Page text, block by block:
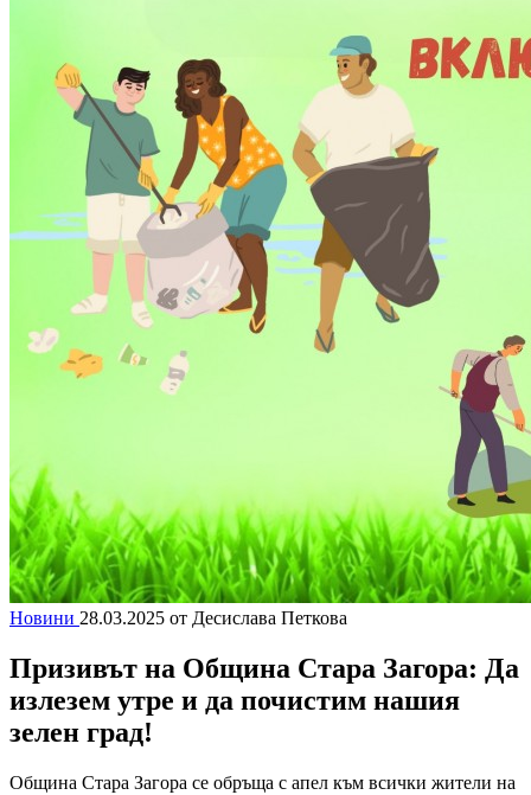
Новини 28.03.2025 от Десислава Петкова
Призивът на Община Стара Загора: Да
излезем утре и да почистим нашия
зелен град!
Община Стара Загора се обръща с апел към всички жители на